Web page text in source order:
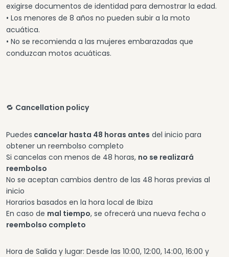
exigirse documentos de identidad para demostrar la edad.
• Los menores de 8 años no pueden subir a la moto
acuática.
• No se recomienda a las mujeres embarazadas que
conduzcan motos acuáticas.
🔁 Cancellation policy
Puedes cancelar hasta 48 horas antes del inicio para
obtener un reembolso completo
Si cancelas con menos de 48 horas, no se realizará
reembolso
No se aceptan cambios dentro de las 48 horas previas al
inicio
Horarios basados en la hora local de Ibiza
En caso de mal tiempo, se ofrecerá una nueva fecha o
reembolso completo
Hora de Salida y lugar: Desde las 10:00, 12:00, 14:00, 16:00 y